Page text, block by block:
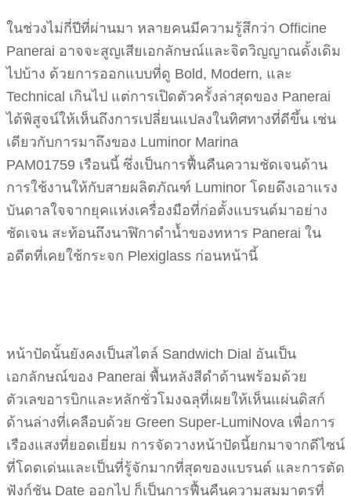
ในช่วงไม่กี่ปีที่ผ่านมา หลายคนมีความรู้สึกว่า Officine
Panerai อาจจะสูญเสียเอกลักษณ์และจิตวิญญาณดั้งเดิม
ไปบ้าง ด้วยการออกแบบที่ดู Bold, Modern, และ
Technical เกินไป แต่การเปิดตัวครั้งล่าสุดของ Panerai
ได้พิสูจน์ให้เห็นถึงการเปลี่ยนแปลงในทิศทางที่ดีขึ้น เช่น
เดียวกับการมาถึงของ Luminor Marina
PAM01759 เรือนนี้ ซึ่งเป็นการฟื้นคืนความชัดเจนด้าน
การใช้งานให้กับสายผลิตภัณฑ์ Luminor โดยดึงเอาแรง
บันดาลใจจากยุคแห่งเครื่องมือที่ก่อตั้งแบรนด์มาอย่าง
ชัดเจน สะท้อนถึงนาฬิกาดำน้ำของทหาร Panerai ใน
อดีตที่เคยใช้กระจก Plexiglass ก่อนหน้านี้
หน้าปัดนั้นยังคงเป็นสไตล์ Sandwich Dial อันเป็น
เอกลักษณ์ของ Panerai พื้นหลังสีดำด้านพร้อมด้วย
ตัวเลขอารบิกและหลักชั่วโมงฉลุที่เผยให้เห็นแผ่นดิสก์
ด้านล่างที่เคลือบด้วย Green Super-LumiNova เพื่อการ
เรืองแสงที่ยอดเยี่ยม การจัดวางหน้าปัดนี้ยกมาจากดีไซน์
ที่โดดเด่นและเป็นที่รู้จักมากที่สุดของแบรนด์ และการตัด
ฟังก์ชัน Date ออกไป ก็เป็นการฟื้นคืนความสมมาตรที่